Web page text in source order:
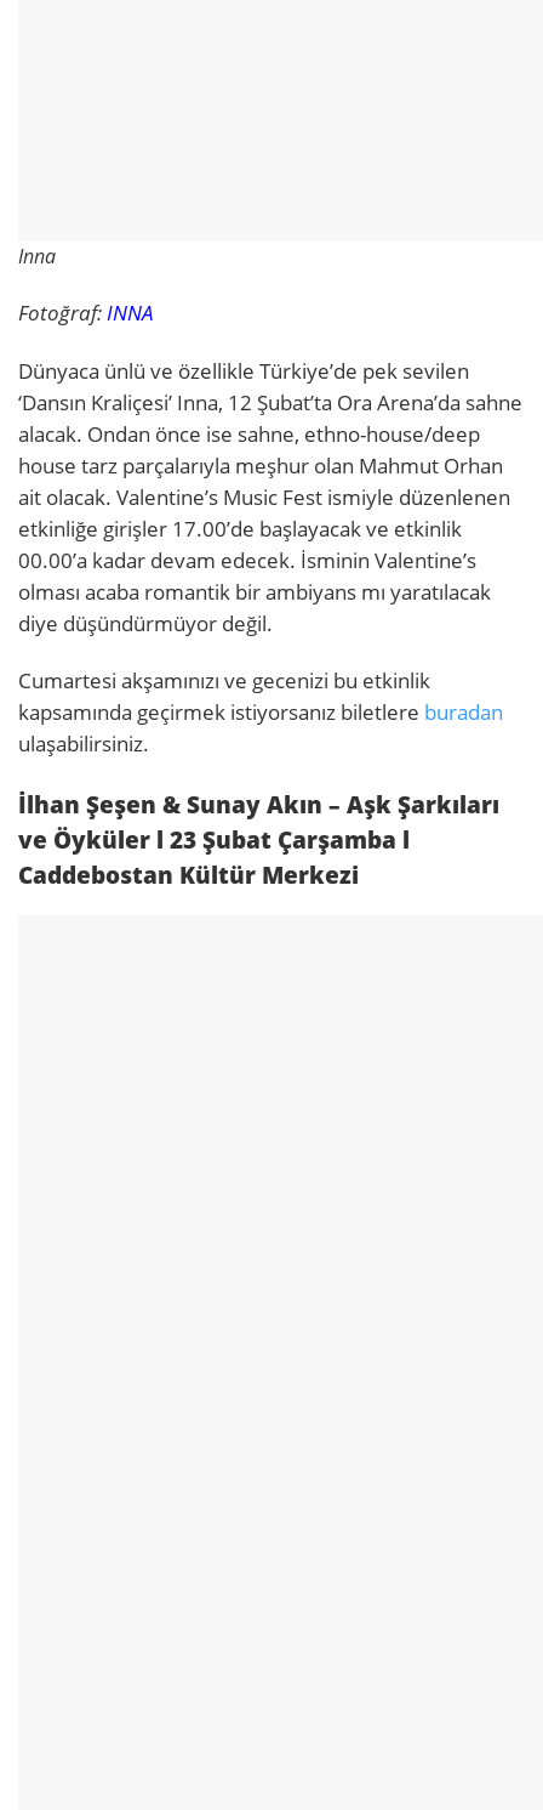
Inna
Fotoğraf:INNA
Dünyaca ünlü ve özellikle Türkiye’de pek sevilen
‘Dansın Kraliçesi’ Inna, 12 Şubat’ta Ora Arena’da sahne
alacak. Ondan önce ise sahne, ethno-house/deep
house tarz parçalarıyla meşhur olan Mahmut Orhan
ait olacak. Valentine’s Music Fest ismiyle düzenlenen
etkinliğe girişler 17.00’de başlayacak ve etkinlik
00.00’a kadar devam edecek. İsminin Valentine’s
olması acaba romantik bir ambiyans mı yaratılacak
diye düşündürmüyor değil.
Cumartesi akşamınızı ve gecenizi bu etkinlik
kapsamında geçirmek istiyorsanız biletlere buradan
ulaşabilirsiniz.
İlhan Şeşen & Sunay Akın – Aşk Şarkıları
ve Öyküler l 23 Şubat Çarşamba l
Caddebostan Kültür Merkezi